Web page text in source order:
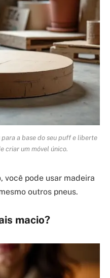
a base do seu puff e liberte
criar um móvel único.
você pode usar madeira
outros pneus.
macio?